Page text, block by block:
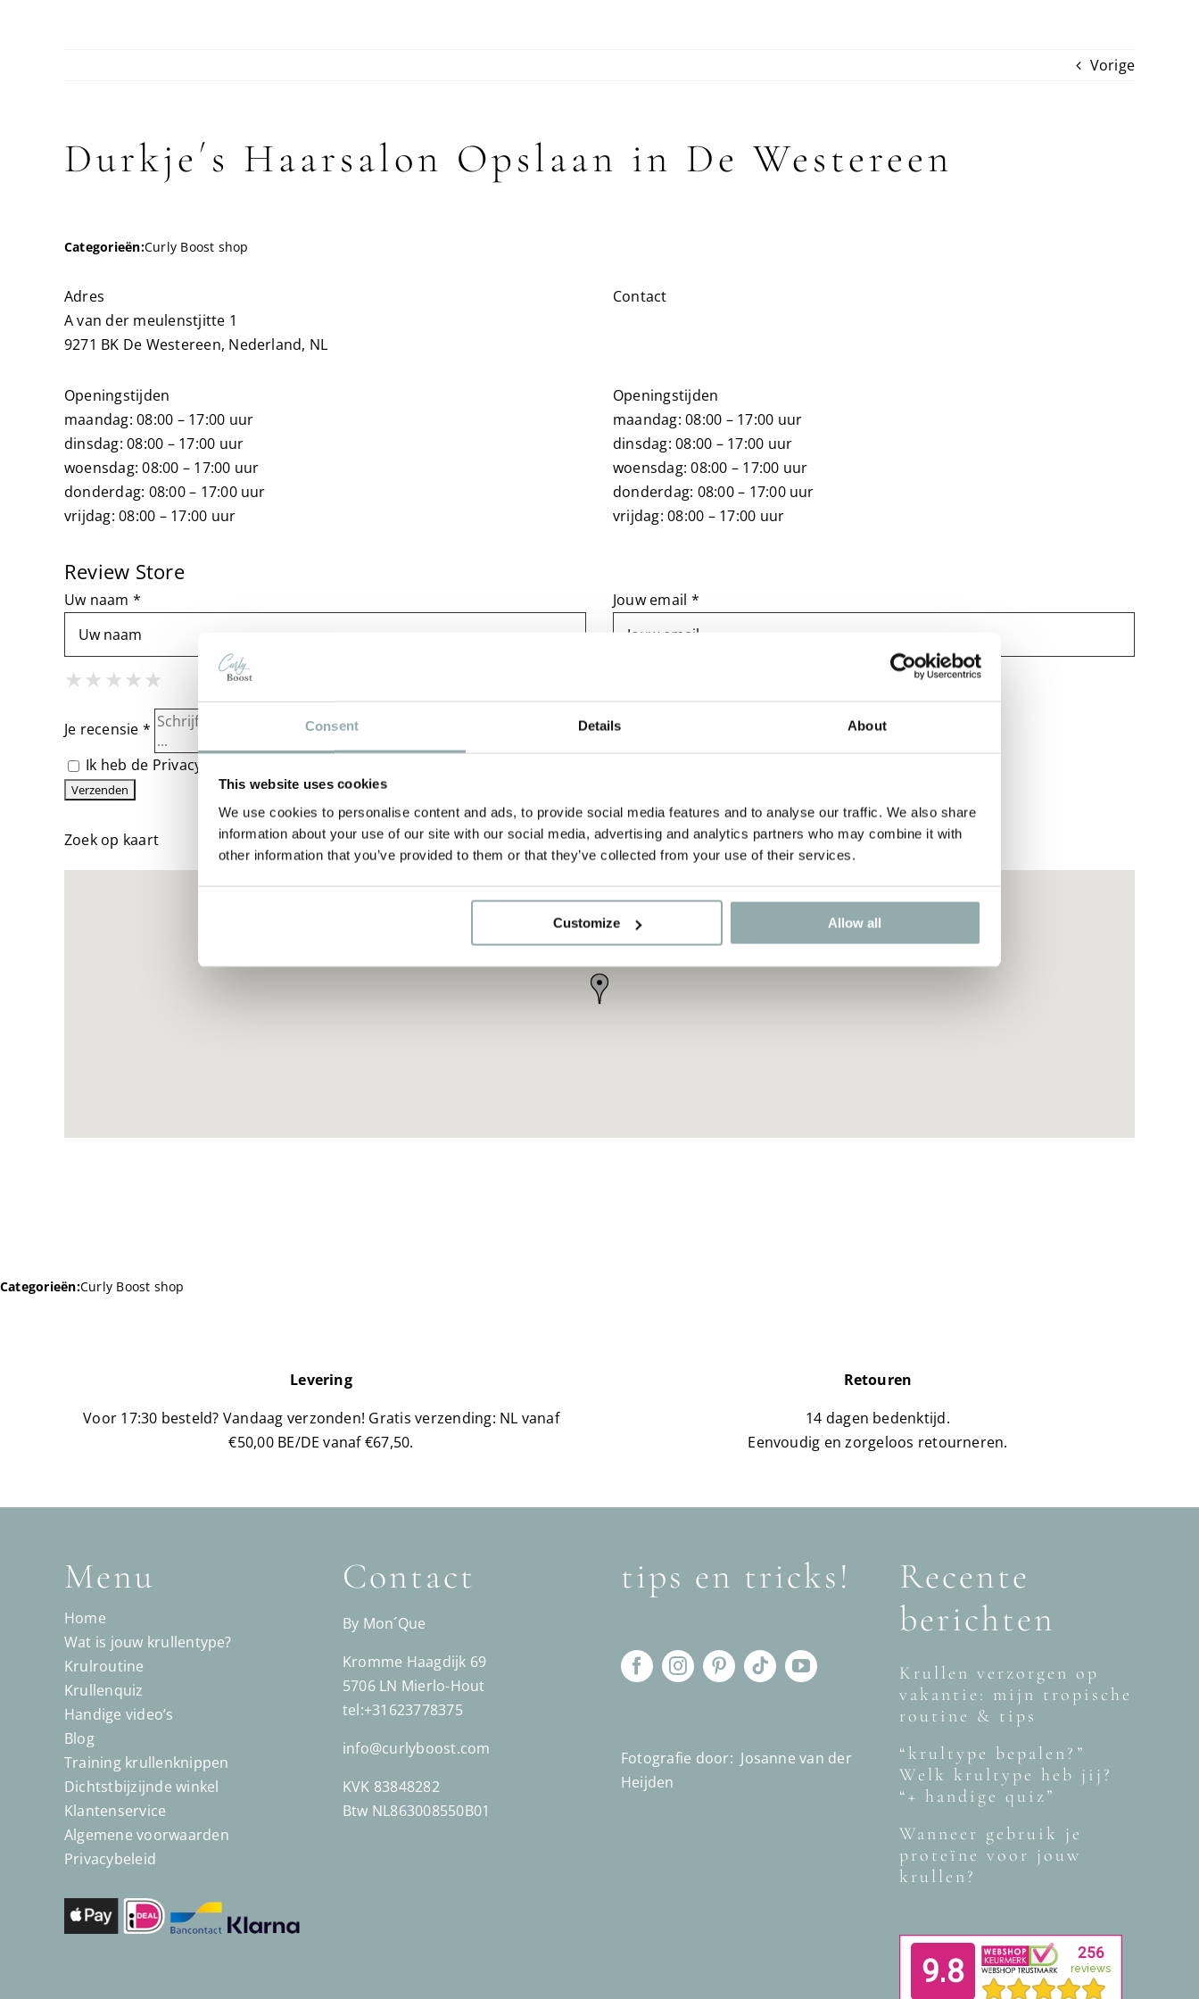
Consent Details About
This website uses cookies
We use cookies to personalise content and ads, to provide social media features and to analyse our traffic. We also share
information about your use of our site with our social media, advertising and analytics partners who may combine it with
other information that you’ve provided to them or that they’ve collected from your use of their services.
Customize Allow all
Vorige
Durkje´s Haarsalon Opslaan in De Westereen
Categorieën:Curly Boost shop
Adres
A van der meulenstjitte 1
9271 BK De Westereen, Nederland, NL
Contact
Openingstijden
maandag: 08:00 – 17:00 uur
dinsdag: 08:00 – 17:00 uur
woensdag: 08:00 – 17:00 uur
donderdag: 08:00 – 17:00 uur
vrijdag: 08:00 – 17:00 uur
Openingstijden
maandag: 08:00 – 17:00 uur
dinsdag: 08:00 – 17:00 uur
woensdag: 08:00 – 17:00 uur
donderdag: 08:00 – 17:00 uur
vrijdag: 08:00 – 17:00 uur
Review Store
Uw naam * Jouw email *
★1 Star
★★2 Stars
★★ ★3 Stars
★★ ★★4 Stars
★★ ★★★5 Stars
Je recensie *
Ik heb de Privacybeleid
Zoek op kaart
Categorieën:Curly Boost shop
Levering
Voor 17:30 besteld? Vandaag verzonden! Gratis verzending: NL vanaf
€50,00 BE/DE vanaf €67,50.
Retouren
14 dagen bedenktijd.
Eenvoudig en zorgeloos retourneren.
Menu
Home
Wat is jouw krullentype?
Krulroutine
Krullenquiz
Handige video’s
Blog
Training krullenknippen
Dichtstbijzijnde winkel
Klantenservice
Algemene voorwaarden
Privacybeleid
Contact
By Mon´Que
Kromme Haagdijk 69
5706 LN Mierlo-Hout
tel:+31623778375
info@curlyboost.com
KVK 83848282
Btw NL863008550B01
tips en tricks!
Fotografie door: Josanne van der
Heijden
Recente
berichten
Krullen verzorgen op
vakantie: mijn tropische
routine & tips
“krultype bepalen?”
Welk krultype heb jij?
“+ handige quiz”
Wanneer gebruik je
proteïne voor jouw
krullen?